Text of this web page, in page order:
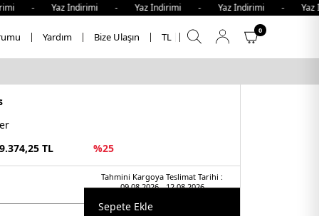
İndirimi - Yaz İndirimi - Yaz İndirimi -
Yardım Bize Ulaşın TL
0
9.374,25 TL %25
Tahmini Kargoya Teslimat Tarihi :
09.08.2026 - 12.08.2026
Sepete Ekle